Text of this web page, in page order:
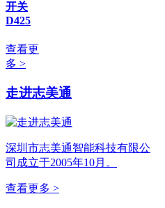
开关
D425
查看更
多 >
走进志美通
深圳市志美通智能科技有限公
司成立于2005年10月。
查看更多 >